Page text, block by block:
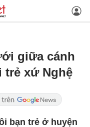
giữa cánh
trẻ xứ Nghệ
bạn trẻ ở huyện